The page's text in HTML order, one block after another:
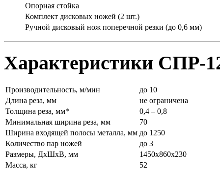
Опорная стойка
Комплект дисковых ножей (2 шт.)
Ручной дисковый нож поперечной резки (до 0,6 мм)
Характеристики СПР-
Производительность, м/мин
до 10
Длина реза, мм
не ограничена
Толщина реза, мм*
0,4 – 0,8
Минимальная ширина реза, мм
70
Ширина входящей полосы металла, мм до 1250
Количество пар ножей
до 3
Размеры, ДхШхВ, мм
1450х860х230
Масса, кг
52